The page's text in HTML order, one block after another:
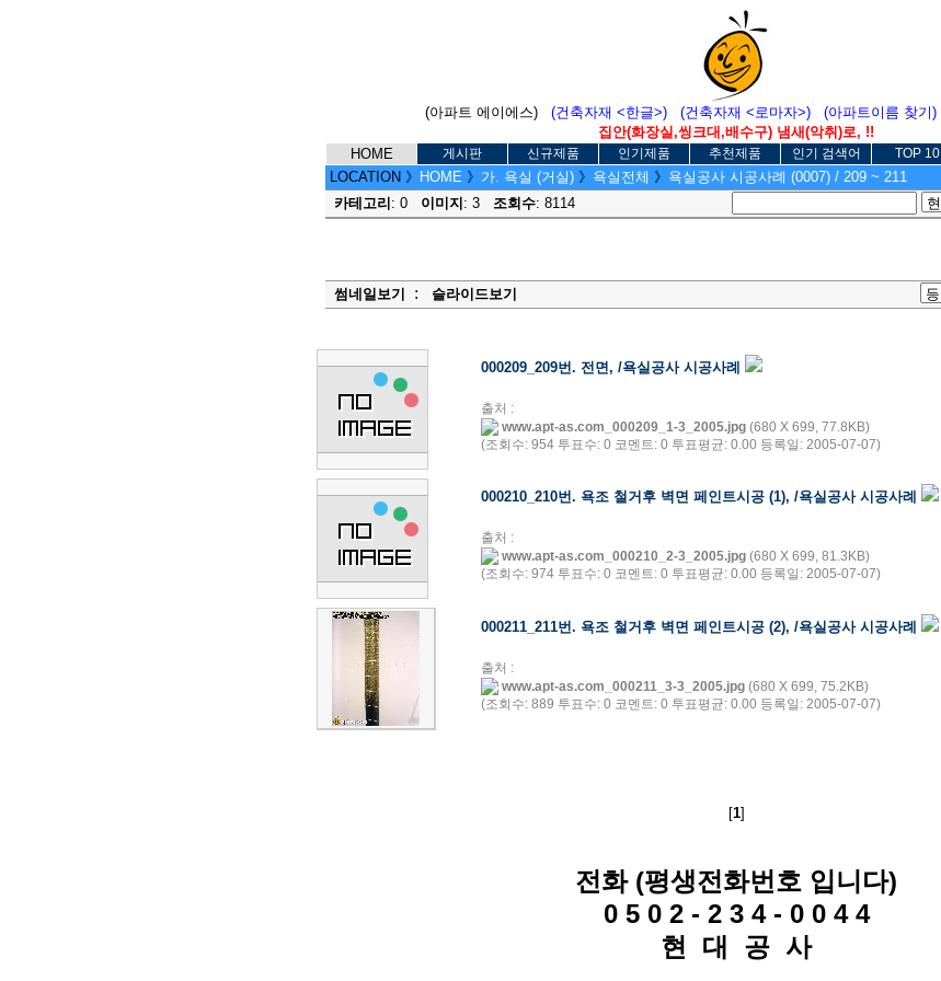
(아파트 에이에스) (건축자재 <한글>) (건축자재 <로마자>) (아파트이름 찾기)
집안(화장실,씽크대,배수구) 냄새(악취)로, !!
HOME
게시판 신규제품 인기제품 추천제품 인기 검색어 TOP 10
LOCATION 》 HOME 》 가. 욕실 (거실) 》 욕실전체 》 욕실공사 시공사례 (0007) / 209 ~ 211
카테고리 : 0 이미지 : 3 조회수: 8114
썸네일보기 : 슬라이드보기
000209_209번. 전면, /욕실공사 시공사례
출처 :
www.apt-as.com_000209_1-3_2005.jpg (680 X 699, 77.8KB)
(조회수: 954 투표수: 0 코멘트: 0 투표평균: 0.00 등록일: 2005-07-07)
000210_210번. 욕조 철거후 벽면 페인트시공 (1), /욕실공사 시공사례
출처 :
www.apt-as.com_000210_2-3_2005.jpg (680 X 699, 81.3KB)
(조회수: 974 투표수: 0 코멘트: 0 투표평균: 0.00 등록일: 2005-07-07)
000211_211번. 욕조 철거후 벽면 페인트시공 (2), /욕실공사 시공사례
출처 :
www.apt-as.com_000211_3-3_2005.jpg (680 X 699, 75.2KB)
(조회수: 889 투표수: 0 코멘트: 0 투표평균: 0.00 등록일: 2005-07-07)
[1]
전화 (평생전화번호 입니다)
0 5 0 2 - 2 3 4 - 0 0 4 4
현 대 공 사